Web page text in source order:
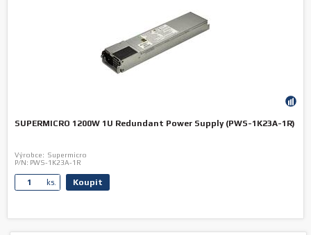
SUPERMICRO 1200W 1U Redundant Power Supply (PWS-1K23A-1R)
Výrobce: Supermicro
P/N: PWS-1K23A-1R
ks. Koupit